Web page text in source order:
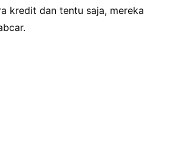
kredit dan tentu saja, mereka